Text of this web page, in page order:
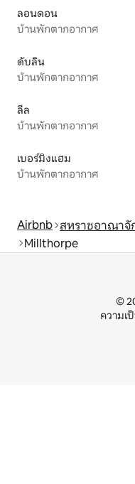
ลอนดอน
บ้านพักตากอากาศ
ดับลิน
บ้านพักตากอากาศ
ลีล
บ้านพักตากอากาศ
เบอร์มิงแฮม
บ้านพักตากอากาศ
Airbnb สหราชอาณาจั
Millthorpe
©
ความเ